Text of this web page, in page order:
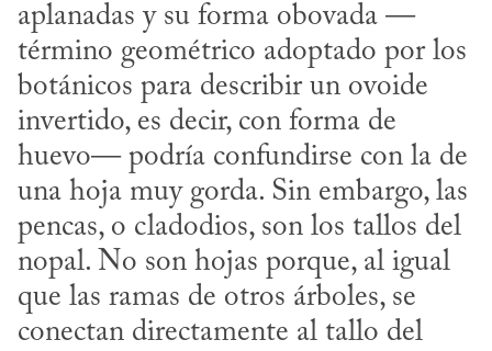
aplanadas y su forma obovada —
término geométrico adoptado por los
botánicos para describir un ovoide
invertido, es decir, con forma de
huevo— podría confundirse con la de
una hoja muy gorda. Sin embargo, las
pencas, o cladodios, son los tallos del
nopal. No son hojas porque, al igual
que las ramas de otros árboles, se
conectan directamente al tallo del